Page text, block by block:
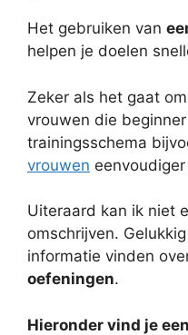
Het gebruiken van
helpen je doelen
Zeker als het gaat
vrouwen die
trainingsschema
vrouwen
Uiteraard kan ik niet
omschrijven.
informatie vinden
oefeningen.
Hieronder vind je